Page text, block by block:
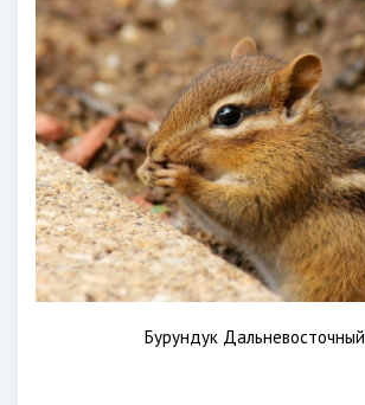
Бурундук Дальневосточный